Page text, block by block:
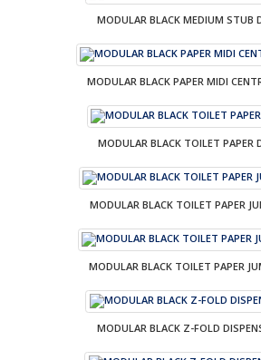
MODULAR BLACK MEDIUM STUB
MODULAR BLACK PAPER MIDI
MODULAR BLACK TOILET PAPER
MODULAR BLACK TOILET PAPER
MODULAR BLACK TOILET PAPER
MODULAR BLACK Z-FOLD